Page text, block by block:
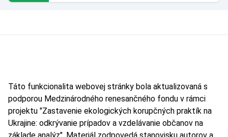
Táto funkcionalita webovej stránky bola aktualizovaná s
podporou Medzinárodného renesančného fondu v rámci
projektu "Zastavenie ekologických korupčných praktík na
Ukrajine: odkrývanie prípadov a vzdelávanie občanov na